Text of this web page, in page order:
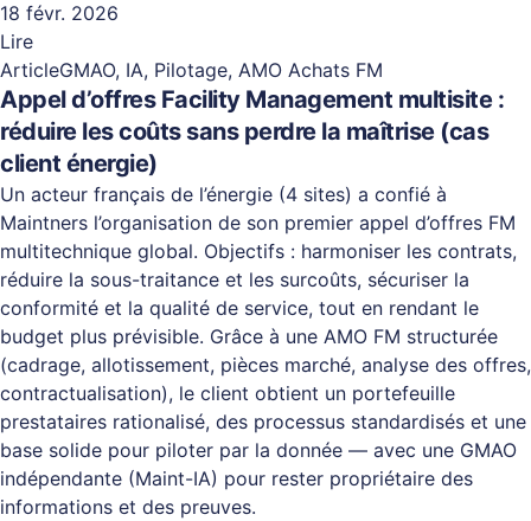
18 févr. 2026
Lire
ArticleGMAO, IA, Pilotage, AMO Achats FM
Appel d’offres Facility Management multisite :
réduire les coûts sans perdre la maîtrise (cas
client énergie)
Un acteur français de l’énergie (4 sites) a confié à
Maintners l’organisation de son premier appel d’offres FM
multitechnique global. Objectifs : harmoniser les contrats,
réduire la sous-traitance et les surcoûts, sécuriser la
conformité et la qualité de service, tout en rendant le
budget plus prévisible. Grâce à une AMO FM structurée
(cadrage, allotissement, pièces marché, analyse des offres,
contractualisation), le client obtient un portefeuille
prestataires rationalisé, des processus standardisés et une
base solide pour piloter par la donnée — avec une GMAO
indépendante (Maint-IA) pour rester propriétaire des
informations et des preuves.